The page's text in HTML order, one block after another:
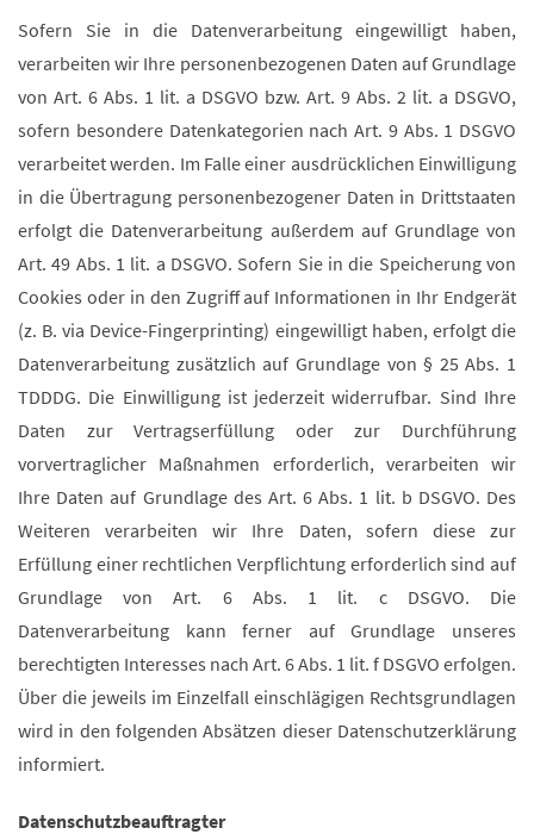
Sofern Sie in die Datenverarbeitung eingewilligt haben,
verarbeiten wir Ihre personenbezogenen Daten auf Grundlage
von Art. 6 Abs. 1 lit. a DSGVO bzw. Art. 9 Abs. 2 lit. a DSGVO,
sofern besondere Datenkategorien nach Art. 9 Abs. 1 DSGVO
verarbeitet werden. Im Falle einer ausdrücklichen Einwilligung
in die Übertragung personenbezogener Daten in Drittstaaten
erfolgt die Datenverarbeitung außerdem auf Grundlage von
Art. 49 Abs. 1 lit. a DSGVO. Sofern Sie in die Speicherung von
Cookies oder in den Zugriff auf Informationen in Ihr Endgerät
(z. B. via Device-Fingerprinting) eingewilligt haben, erfolgt die
Datenverarbeitung zusätzlich auf Grundlage von § 25 Abs. 1
TDDDG. Die Einwilligung ist jederzeit widerrufbar. Sind Ihre
Daten zur Vertragserfüllung oder zur Durchführung
vorvertraglicher Maßnahmen erforderlich, verarbeiten wir
Ihre Daten auf Grundlage des Art. 6 Abs. 1 lit. b DSGVO. Des
Weiteren verarbeiten wir Ihre Daten, sofern diese zur
Erfüllung einer rechtlichen Verpflichtung erforderlich sind auf
Grundlage von Art. 6 Abs. 1 lit. c DSGVO. Die
Datenverarbeitung kann ferner auf Grundlage unseres
berechtigten Interesses nach Art. 6 Abs. 1 lit. f DSGVO erfolgen.
Über die jeweils im Einzelfall einschlägigen Rechtsgrundlagen
wird in den folgenden Absätzen dieser Datenschutzerklärung
informiert.
Datenschutz­beauftragter